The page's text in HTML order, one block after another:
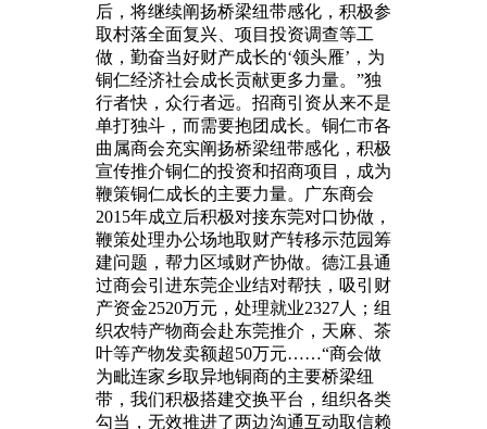
后，将继续阐扬桥梁纽带感化，积极参
取村落全面复兴、项目投资调查等工
做，勤奋当好财产成长的‘领头雁’，为
铜仁经济社会成长贡献更多力量。”独
行者快，众行者远。招商引资从来不是
单打独斗，而需要抱团成长。铜仁市各
曲属商会充实阐扬桥梁纽带感化，积极
宣传推介铜仁的投资和招商项目，成为
鞭策铜仁成长的主要力量。广东商会
2015年成立后积极对接东莞对口协做，
鞭策处理办公场地取财产转移示范园筹
建问题，帮力区域财产协做。德江县通
过商会引进东莞企业结对帮扶，吸引财
产资金2520万元，处理就业2327人；组
织农特产物商会赴东莞推介，天麻、茶
叶等产物发卖额超50万元……“商会做
为毗连家乡取异地铜商的主要桥梁纽
带，我们积极搭建交换平台，组织各类
勾当，无效推进了两边沟通互动取信赖